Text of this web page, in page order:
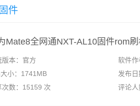
件
Mate8全网通NXT-AL10固件rom
版本：官方
软件
小：1741MB
发布
次数：15159 次
评论人